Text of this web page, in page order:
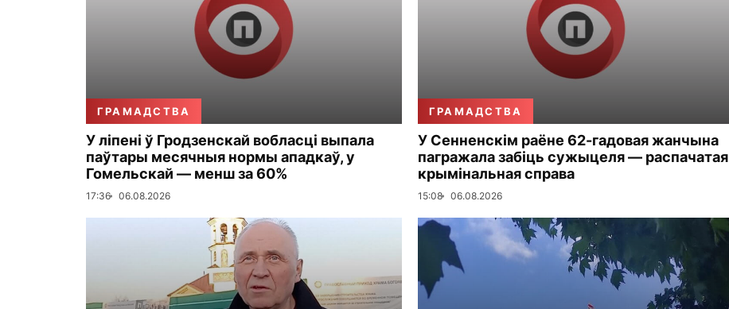
ГРАМАДСТВА
У ліпені ў Гродзенскай вобласці выпала
паўтары месячныя нормы ападкаў, у
Гомельскай — менш за 60%
17:36 06.08.2026
ГРАМАДСТВА
У Сенненскім раёне 62-гадовая жанчына
пагражала забіць сужыцеля — распачатая
крымінальная справа
15:08 06.08.2026